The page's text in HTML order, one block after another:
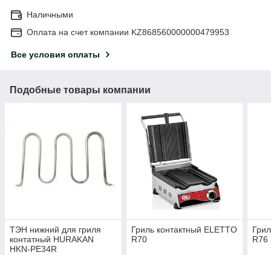
Наличными
Оплата на счет компании KZ868560000000479953
Все условия оплаты
Подобные товары компании
ТЭН нижний для гриля
контатный HURAKAN
HKN-PE34R
Гриль контактный ELETTO
R70
R76